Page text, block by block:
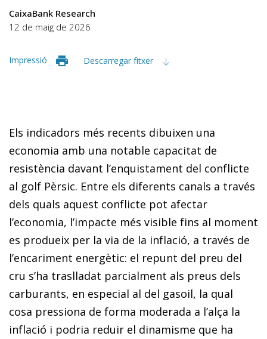
CaixaBank Research
12 de maig de 2026
Impressió Descarregar fitxer
Els indicadors més recents dibuixen una
economia amb una notable capacitat de
resistència davant l’enquistament del conflicte
al golf Pèrsic. Entre els diferents canals a través
dels quals aquest conflicte pot afectar
l’economia, l’impacte més visible fins al moment
es produeix per la via de la inflació, a través de
l’encariment energètic: el repunt del preu del
cru s’ha traslladat parcialment als preus dels
carburants, en especial al del gasoil, la qual
cosa pressiona de forma moderada a l’alça la
inflació i podria reduir el dinamisme que ha